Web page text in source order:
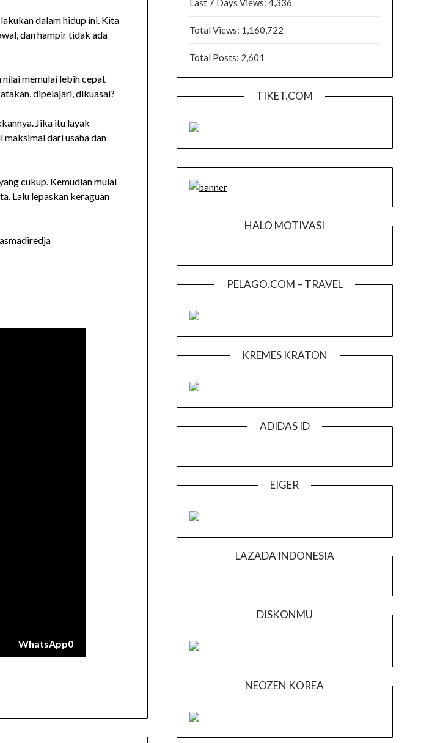
dalam hidup ini. Kita
dan hampir tidak ada
memulai lebih cepat
dipelajari, dikuasai?
Jika itu layak
dari usaha dan
cukup. Kemudian mulai
Lalu lepaskan keraguan
WhatsApp0
Last 7 Days Views: 4,336
Total Views: 1,160,722
Total Posts: 2,601
TIKET.COM
HALO MOTIVASI
PELAGO.COM – TRAVEL
KREMES KRATON
ADIDAS ID
EIGER
LAZADA INDONESIA
DISKONMU
NEOZEN KOREA